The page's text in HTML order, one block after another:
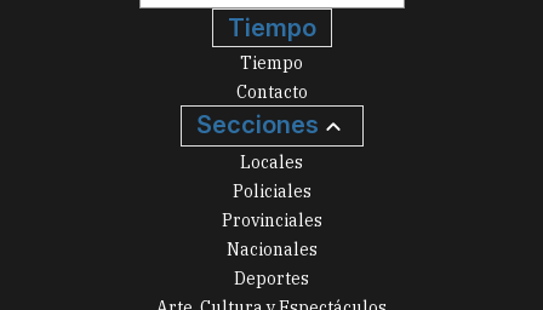
Tiempo
Tiempo
Contacto
Secciones
Locales
Policiales
Provinciales
Nacionales
Deportes